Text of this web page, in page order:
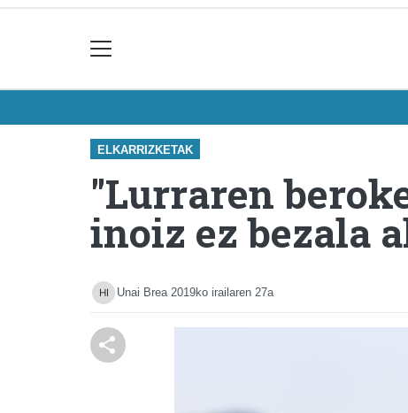
ELKARRIZKETAK
"Lurraren
inoiz ez bezala
Unai Brea 2019ko irailaren 27a